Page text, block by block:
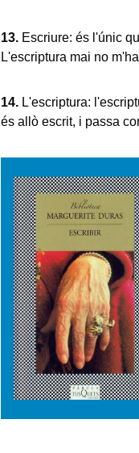
13. Escriure: és l'únic
L'escriptura mai no
14.L'escriptura:
és allò escrit, i passa